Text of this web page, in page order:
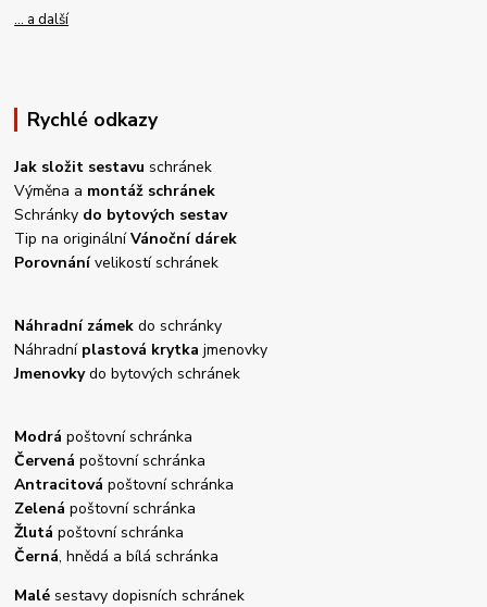
... a další
Rychlé odkazy
Jak složit sestavu schránek
Výměna a montáž schránek
Schránky do bytových sestav
Tip na originálníVánoční dárek
Porovnánívelikostí schránek
Náhradní zámek do schránky
Náhradní plastová krytka jmenovky
Jmenovkydo bytových schránek
Modrá poštovní schránka
Červená poštovní schránka
Antracitová poštovní schránka
Zelená poštovní schránka
Žlutá poštovní schránka
Černá, hnědá a bílá schránka
Malé sestavy dopisních schránek